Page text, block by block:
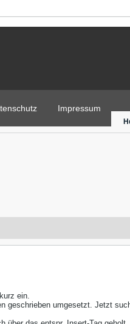
Impressum
ein.
geschrieben umgesetzt. Jetzt